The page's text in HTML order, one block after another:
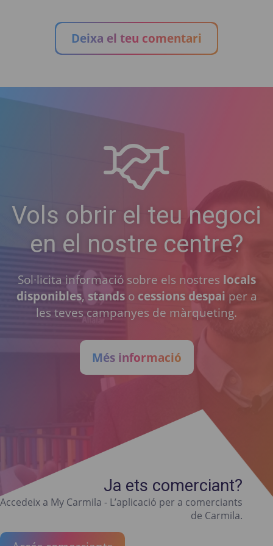
Deixa el teu comentari
Vols obrir el teu negoci
en el nostre centre?
Sol·licita informació sobre els nostres locals
disponibles, standso cessions despai per a
les teves campanyes de màrqueting.
Més informació
Ja ets comerciant?
Accedeix a My Carmila - L’aplicació per a comerciants
de Carmila.